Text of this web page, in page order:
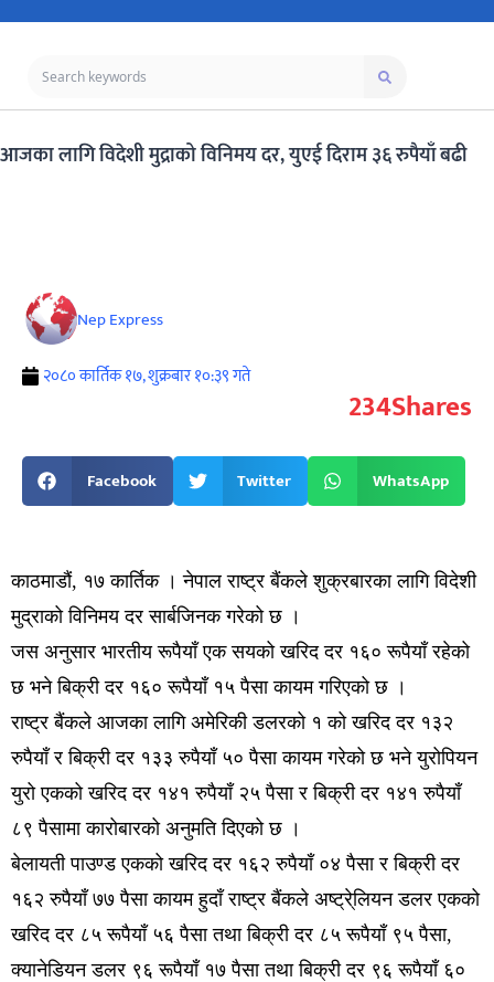
आजका लागि विदेशी मुद्राको विनिमय दर, युएई दिराम ३६ रुपैयाँ बढी
Nep Express
२०८० कार्तिक १७, शुक्रबार १०:३९ गते
Shares
234
Facebook Twitter WhatsApp
काठमाडौं, १७ कार्तिक । नेपाल राष्ट्र बैंकले शुक्रबारका लागि विदेशी
मुद्राको विनिमय दर सार्बजिनक गरेको छ ।
जस अनुसार भारतीय रूपैयाँ एक सयको खरिद दर १६० रूपैयाँ रहेको
छ भने बिक्री दर १६० रूपैयाँ १५ पैसा कायम गरिएको छ ।
राष्ट्र बैंकले आजका लागि अमेरिकी डलरको १ को खरिद दर १३२
रुपैयाँ र बिक्री दर १३३ रुपैयाँ ५० पैसा कायम गरेको छ भने युरोपियन
युरो एकको खरिद दर १४१ रुपैयाँ २५ पैसा र बिक्री दर १४१ रुपैयाँ
८९ पैसामा कारोबारको अनुमति दिएको छ ।
बेलायती पाउण्ड एकको खरिद दर १६२ रुपैयाँ ०४ पैसा र बिक्री दर
१६२ रुपैयाँ ७७ पैसा कायम हुदाँ राष्ट्र बैंकले अष्ट्रे्लियन डलर एकको
खरिद दर ८५ रूपैयाँ ५६ पैसा तथा बिक्री दर ८५ रूपैयाँ ९५ पैसा,
क्यानेडियन डलर ९६ रूपैयाँ १७ पैसा तथा बिक्री दर ९६ रूपैयाँ ६०